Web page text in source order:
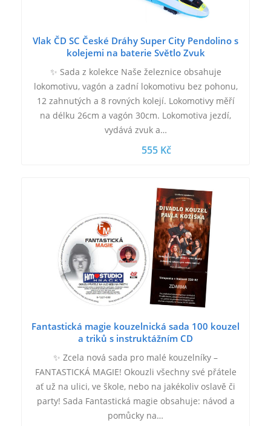
Vlak ČD SC České Dráhy Super City Pendolino s
kolejemi na baterie Světlo Zvuk
✨ Sada z kolekce Naše železnice obsahuje
lokomotivu, vagón a zadní lokomotivu bez pohonu,
12 zahnutých a 8 rovných kolejí. Lokomotivy měří
na délku 26cm a vagón 30cm. Lokomotiva jezdí,
vydává zvuk a…
555 Kč
Fantastická magie kouzelnická sada 100 kouzel
a triků s instruktážním CD
✨ Zcela nová sada pro malé kouzelníky –
FANTASTICKÁ MAGIE! Okouzli všechny své přátele
ať už na ulici, ve škole, nebo na jakékoliv oslavě či
party! Sada Fantastická magie obsahuje: návod a
pomůcky na…